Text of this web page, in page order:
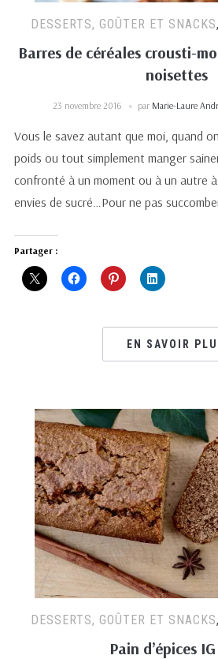
DESSERTS, GOÛTER ET SNACKS,
Barres de céréales crousti-
noisettes
23 novembre 2016 par Marie-Laure
Vous le savez autant que moi, quand
poids ou tout simplement manger
confronté à un moment ou à un autre
envies de sucré…Pour ne pas
Partager :
EN SAVOIR
DESSERTS, GOÛTER ET SNACKS,
Pain d’épices